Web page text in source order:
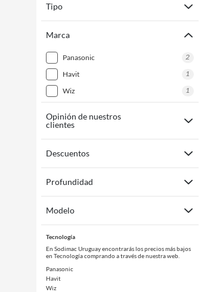
Tipo
Marca
panasonic
2
havit
1
wiz
1
Opinión de nuestros
clientes
Descuentos
Profundidad
Modelo
Tecnología
En Sodimac Uruguay encontrarás los precios más bajos
en Tecnología comprando a través de nuestra web.
Panasonic
Havit
Wiz